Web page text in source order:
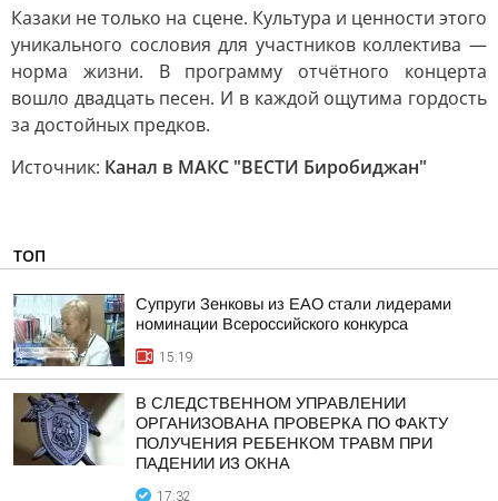
Казаки не только на сцене. Культура и ценности этого
уникального сословия для участников коллектива —
норма жизни. В программу отчётного концерта
вошло двадцать песен. И в каждой ощутима гордость
за достойных предков.
Источник: Канал в МАКС "ВЕСТИ Биробиджан"
ТОП
Супруги Зенковы из ЕАО стали лидерами
номинации Всероссийского конкурса
15:19
В СЛЕДСТВЕННОМ УПРАВЛЕНИИ
ОРГАНИЗОВАНА ПРОВЕРКА ПО ФАКТУ
ПОЛУЧЕНИЯ РЕБЕНКОМ ТРАВМ ПРИ
ПАДЕНИИ ИЗ ОКНА
17:32